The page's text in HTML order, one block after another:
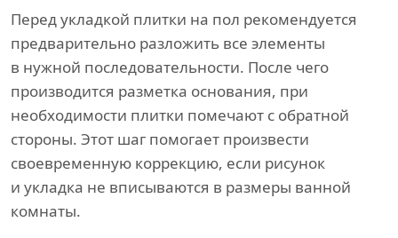
Перед укладкой плитки на пол рекомендуется
предварительно разложить все элементы
в нужной последовательности. После чего
производится разметка основания, при
необходимости плитки помечают с обратной
стороны. Этот шаг помогает произвести
своевременную коррекцию, если рисунок
и укладка не вписываются в размеры ванной
комнаты.